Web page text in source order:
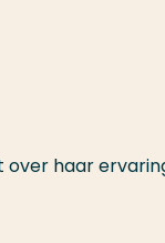
haar